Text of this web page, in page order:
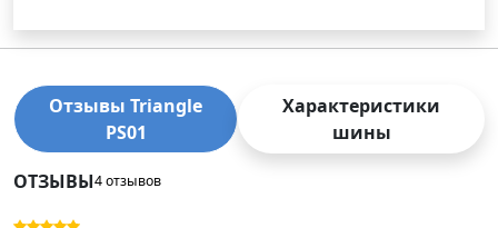
Отзывы Triangle
PS01
Характеристики
шины
ОТЗЫВЫ4 отзывов